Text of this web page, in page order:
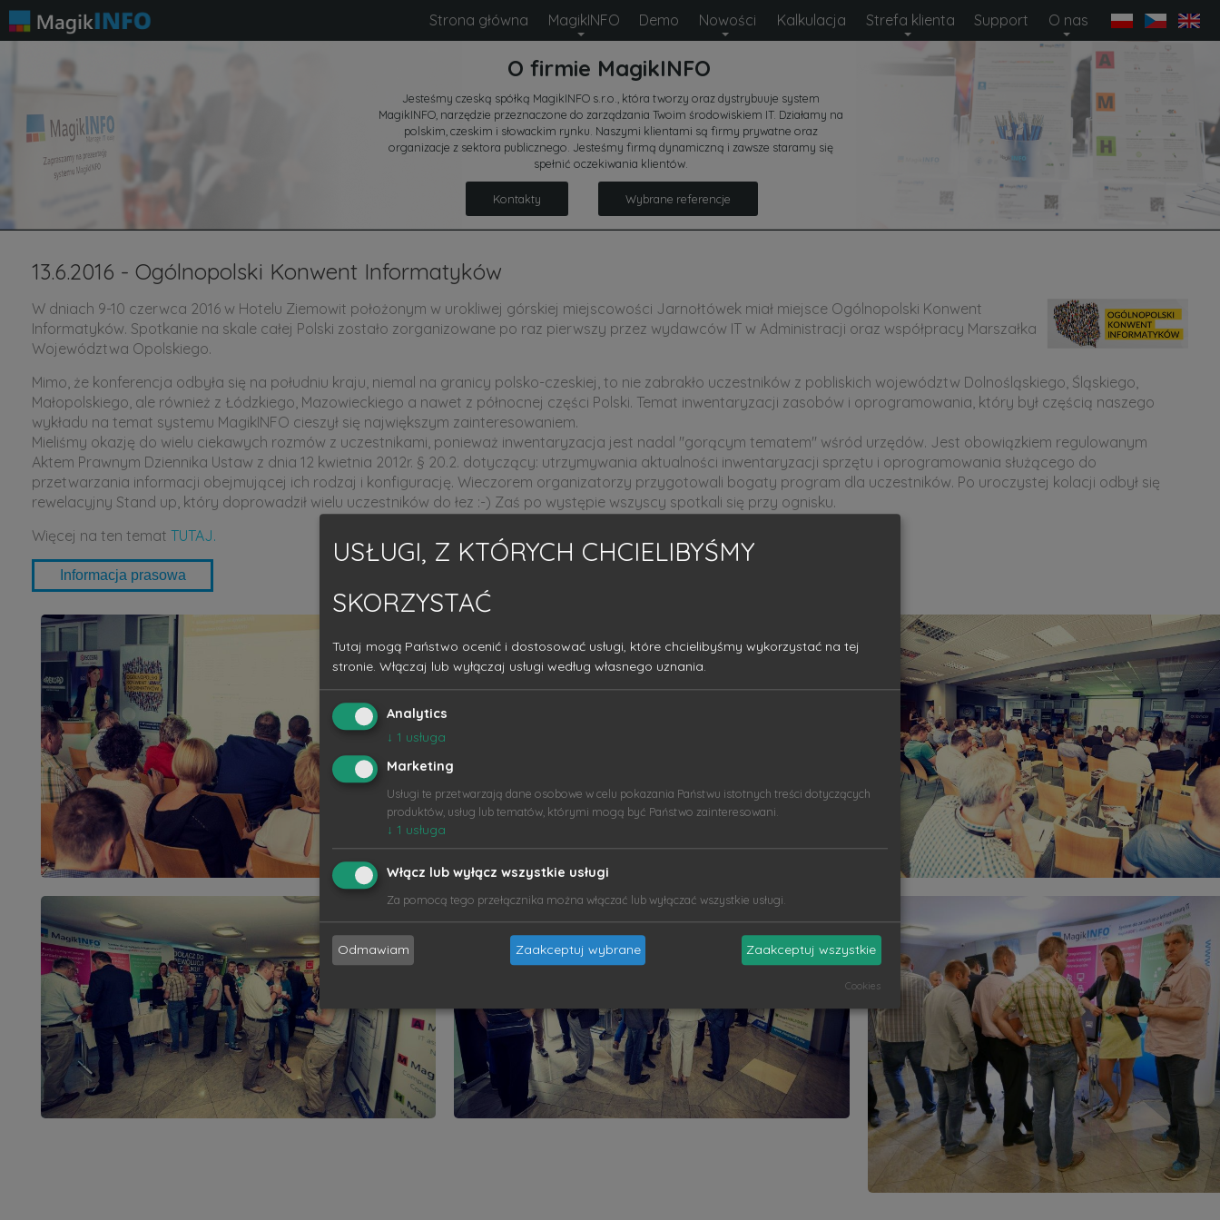
Strona główna MagikINFO Demo Nowości Kalkulacja Strefa klienta Support O nas
O firmie MagikINFO
Jesteśmy czeską spółką MagikINFO s.r.o., która tworzy oraz dystrybuuje system
MagikINFO, narzędzie przeznaczone do zarządzania Twoim środowiskiem IT. Działamy na
polskim, czeskim i słowackim rynku. Naszymi klientami są firmy prywatne oraz
organizacje z sektora publicznego. Jesteśmy firmą dynamiczną i zawsze staramy się
spełnić oczekiwania klientów.
Kontakty Wybrane referencje
13.6.2016 - Ogólnopolski Konwent Informatyków
W dniach 9-10 czerwca 2016 w Hotelu Ziemowit położonym w urokliwej górskiej miejscowości Jarnołtówek miał miejsce Ogólnopolski Konwent
Informatyków. Spotkanie na skale całej Polski zostało zorganizowane po raz pierwszy przez wydawców IT w Administracji oraz współpracy Marszałka
Województwa Opolskiego.
Mimo, że konferencja odbyła się na południu kraju, niemal na granicy polsko-czeskiej, to nie zabrakło uczestników z pobliskich województw Dolnośląskiego, Śląskiego,
Małopolskiego, ale również z Łódzkiego, Mazowieckiego a nawet z północnej części Polski. Temat inwentaryzacji zasobów i oprogramowania, który był częścią naszego
wykładu na temat systemu MagikINFO cieszył się największym zainteresowaniem.
Mieliśmy okazję do wielu ciekawych rozmów z uczestnikami, ponieważ inwentaryzacja jest nadal "gorącym tematem" wśród urzędów. Jest obowiązkiem regulowanym
Aktem Prawnym Dziennika Ustaw z dnia 12 kwietnia 2012r. § 20.2. dotyczący: utrzymywania aktualności inwentaryzacji sprzętu i oprogramowania służącego do
przetwarzania informacji obejmującej ich rodzaj i konfigurację. Wieczorem organizatorzy przygotowali bogaty program dla uczestników. Po uroczystej kolacji odbył się
rewelacyjny Stand up, który doprowadził wielu uczestników do łez :-) Zaś po występie wszyscy spotkali się przy ognisku.
Więcej na ten temat TUTAJ.
USŁUGI, Z KTÓRYCH CHCIELIBYŚMY
SKORZYSTAĆ
Tutaj mogą Państwo ocenić i dostosować usługi, które chcielibyśmy wykorzystać na tej
stronie. Włączaj lub wyłączaj usługi według własnego uznania.
Analytics
↓ 1 usługa
Marketing
Usługi te przetwarzają dane osobowe w celu pokazania Państwu istotnych treści dotyczących
produktów, usług lub tematów, którymi mogą być Państwo zainteresowani.
↓ 1 usługa
Włącz lub wyłącz wszystkie usługi
Za pomocą tego przełącznika można włączać lub wyłączać wszystkie usługi.
Odmawiam Zaakceptuj wybrane Zaakceptuj wszystkie
Cookies